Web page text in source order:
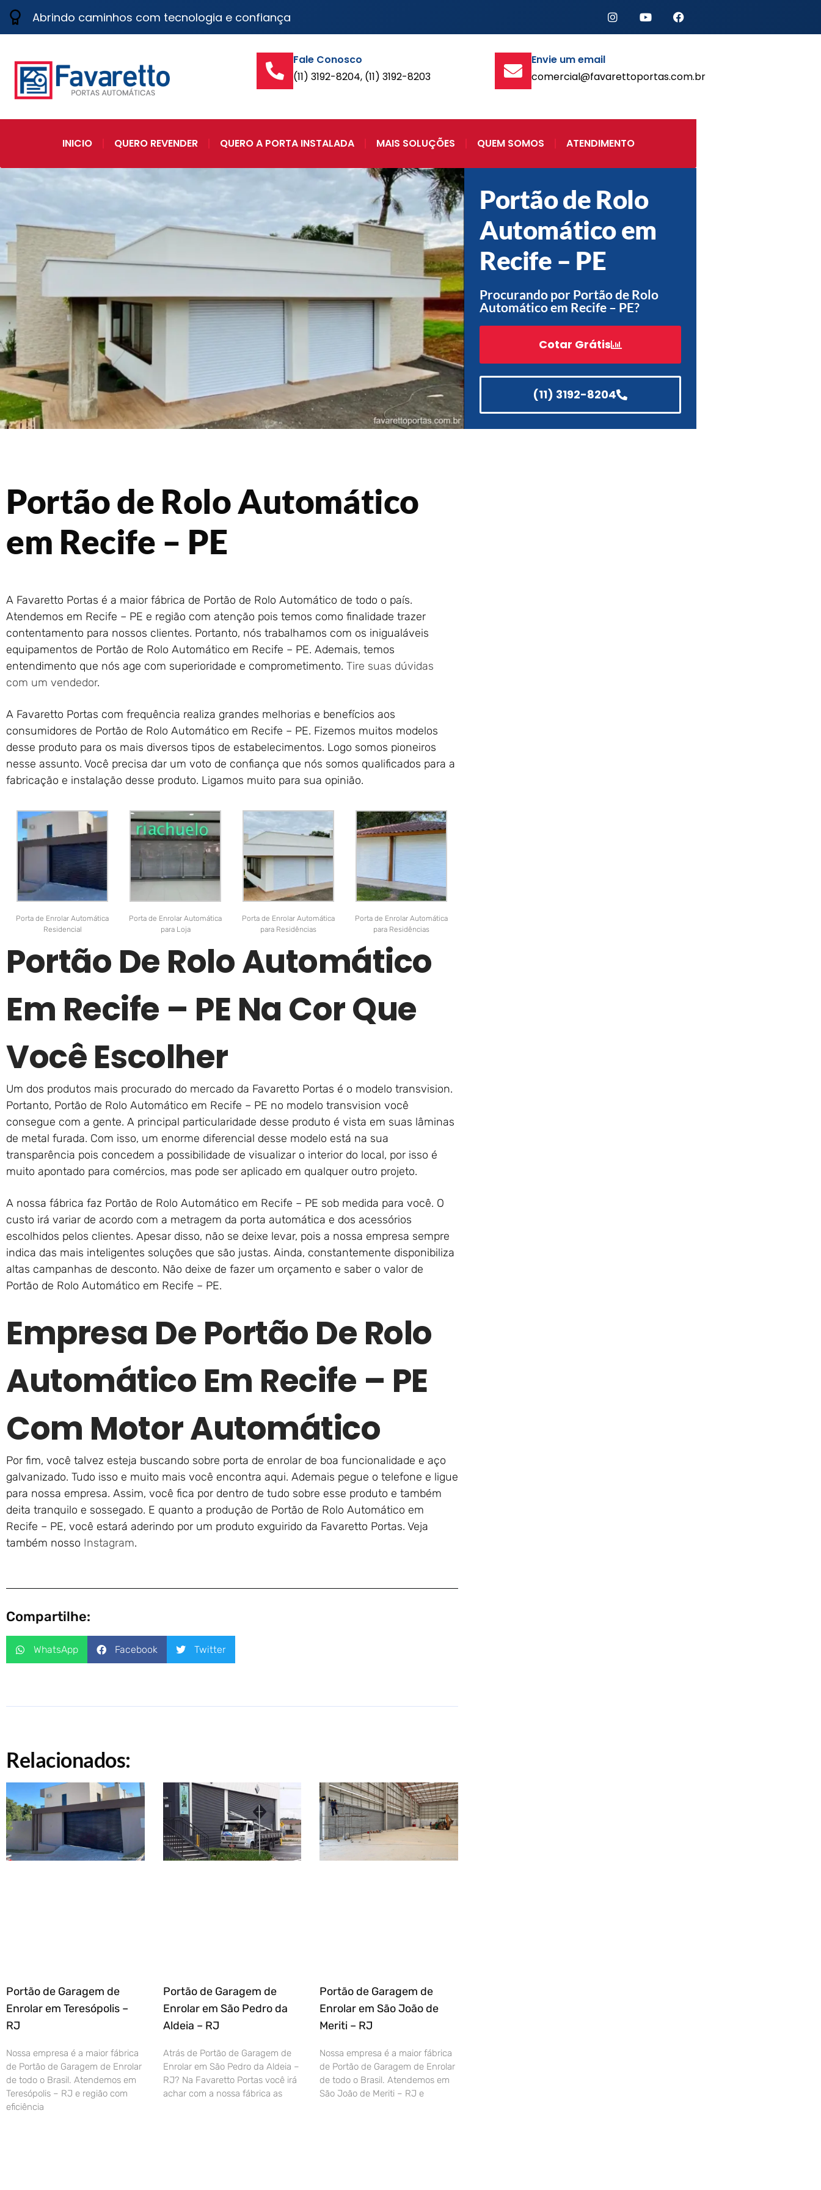
Aldeia – RJ
Abrindo caminhos com tecnologia e confiança
Fale Conosco
(11) 3192-8204, (11) 3192-8203
Envie um email
comercial@favarettoportas.com.br
INICIO QUERO REVENDER QUERO A PORTA INSTALADA MAIS SOLUÇÕES QUEM SOMOS ATENDIMENTO
Portão de Rolo
Automático em
Recife – PE
Procurando por Portão de Rolo
Automático em Recife – PE?
Cotar Grátis
(11) 3192-8204
Portão de Rolo Automático
em Recife – PE
A Favaretto Portas é a maior fábrica de Portão de Rolo Automático de todo o país.
Atendemos em Recife – PE e região com atenção pois temos como finalidade trazer
contentamento para nossos clientes. Portanto, nós trabalhamos com os inigualáveis
equipamentos de Portão de Rolo Automático em Recife – PE. Ademais, temos
entendimento que nós age com superioridade e comprometimento. Tire suas dúvidas
com um vendedor.
A Favaretto Portas com frequência realiza grandes melhorias e benefícios aos
consumidores de Portão de Rolo Automático em Recife – PE. Fizemos muitos modelos
desse produto para os mais diversos tipos de estabelecimentos. Logo somos pioneiros
nesse assunto. Você precisa dar um voto de confiança que nós somos qualificados para a
fabricação e instalação desse produto. Ligamos muito para sua opinião.
Porta de Enrolar Automática
Residencial
Porta de Enrolar Automática
para Loja
Porta de Enrolar Automática
para Residências
Porta de Enrolar Automática
para Residências
Portão De Rolo Automático
Em Recife – PE Na Cor Que
Você Escolher
Um dos produtos mais procurado do mercado da Favaretto Portas é o modelo transvision.
Portanto, Portão de Rolo Automático em Recife – PE no modelo transvision você
consegue com a gente. A principal particularidade desse produto é vista em suas lâminas
de metal furada. Com isso, um enorme diferencial desse modelo está na sua
transparência pois concedem a possibilidade de visualizar o interior do local, por isso é
muito apontado para comércios, mas pode ser aplicado em qualquer outro projeto.
A nossa fábrica faz Portão de Rolo Automático em Recife – PE sob medida para você. O
custo irá variar de acordo com a metragem da porta automática e dos acessórios
escolhidos pelos clientes. Apesar disso, não se deixe levar, pois a nossa empresa sempre
indica das mais inteligentes soluções que são justas. Ainda, constantemente disponibiliza
altas campanhas de desconto. Não deixe de fazer um orçamento e saber o valor de
Portão de Rolo Automático em Recife – PE.
Empresa De Portão De Rolo
Automático Em Recife – PE
Com Motor Automático
Por fim, você talvez esteja buscando sobre porta de enrolar de boa funcionalidade e aço
galvanizado. Tudo isso e muito mais você encontra aqui. Ademais pegue o telefone e ligue
para nossa empresa. Assim, você fica por dentro de tudo sobre esse produto e também
deita tranquilo e sossegado. E quanto a produção de Portão de Rolo Automático em
Recife – PE, você estará aderindo por um produto exguirido da Favaretto Portas. Veja
também nosso Instagram.
Compartilhe:
WhatsApp Facebook Twitter
Relacionados:
Portão de Garagem de
Enrolar em Teresópolis –
RJ
Nossa empresa é a maior fábrica
de Portão de Garagem de Enrolar
de todo o Brasil. Atendemos em
Teresópolis – RJ e região com
eficiência
Portão de Garagem de
Enrolar em São Pedro da
Aldeia – RJ
Atrás de Portão de Garagem de
Enrolar em São Pedro da Aldeia –
RJ? Na Favaretto Portas você irá
achar com a nossa fábrica as
Portão de Garagem de
Enrolar em São João de
Meriti – RJ
Nossa empresa é a maior fábrica
de Portão de Garagem de Enrolar
de todo o Brasil. Atendemos em
São João de Meriti – RJ e